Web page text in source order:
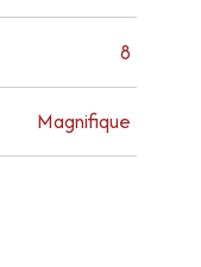
8
Magnifique